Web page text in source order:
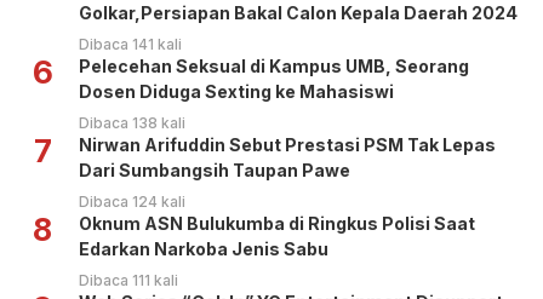
Golkar,Persiapan Bakal Calon Kepala Daerah 2024
Dibaca 141 kali
6
Pelecehan Seksual di Kampus UMB, Seorang
Dosen Diduga Sexting ke Mahasiswi
Dibaca 138 kali
7
Nirwan Arifuddin Sebut Prestasi PSM Tak Lepas
Dari Sumbangsih Taupan Pawe
Dibaca 124 kali
8
Oknum ASN Bulukumba di Ringkus Polisi Saat
Edarkan Narkoba Jenis Sabu
Dibaca 111 kali